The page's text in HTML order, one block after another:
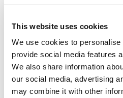
This website uses cookies
We use cookies to
provide social media features
We also share information
our social media, advertising
may combine it with other